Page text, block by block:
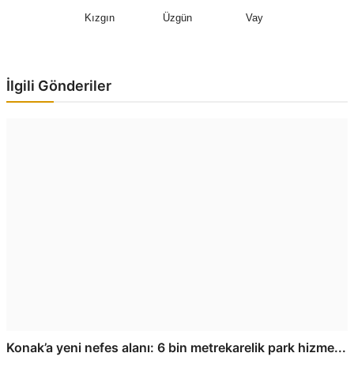
Kızgın Üzgün Vay
İlgili Gönderiler
Konak’a yeni nefes alanı: 6 bin metrekarelik park hizme...